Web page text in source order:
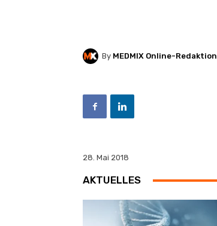
By MEDMIX Online-Redaktion
28. Mai 2018
AKTUELLES